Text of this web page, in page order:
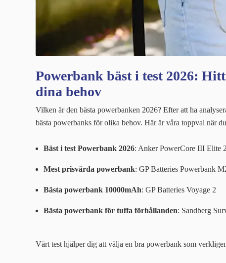
Powerbank bäst i test 2026:
dina behov
Vilken är den bästa powerbanken 2026? Efter att ha
bästa powerbanks för olika behov. Här är våra toppval när
Bäst i test Powerbank 2026: Anker PowerCore III Elite
Mest prisvärda powerbank: GP Batteries Powerbank
Bästa powerbank 10000mAh: GP Batteries Voyage 2
Bästa powerbank för tuffa förhållanden: Sandberg
Vårt test hjälper dig att välja en bra powerbank som